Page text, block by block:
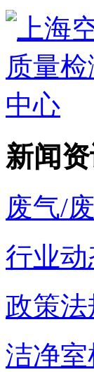
新闻
废气/
行业动
政策法
洁净室